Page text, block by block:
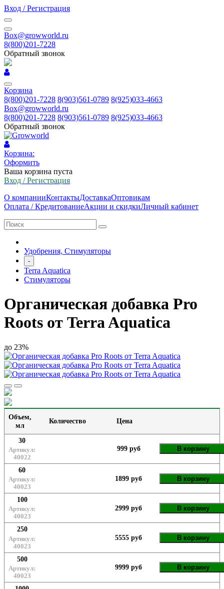
Вход / Регистрация
Box@growworld.ru
8(800)201-7228
Обратный звонок
Корзина
8(800)201-7228 8(903)561-0789 8(925)033-4663
Box@growworld.ru
8(800)201-7228 8(903)561-0789 8(925)033-4663
Обратный звонок
Корзина:
Оформить
Ваша корзина пуста
Вход / Регистрация
О компанииКонтактыДоставкаОптовикам
Оплата / КредитованиеАкции и скидкиЛичный кабинет
Удобрения, Стимуляторы
-
Terra Aquatica
Стимуляторы
Органическая добавка Pro
Roots от Terra Aquatica
до 23%
Объем,
мл
Количество Цена
30
Артикул:
40022
999 руб В корзину
60
Артикул:
40023
1899 руб В корзину
100
Артикул:
40023
2999 руб В корзину
250
Артикул:
40023
5555 руб В корзину
500
Артикул:
40023
9999 руб В корзину